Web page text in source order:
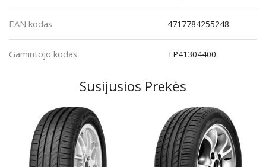
EAN kodas 4717784255248
Gamintojo kodas TP41304400
Susijusios Prekės